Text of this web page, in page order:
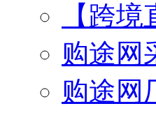
【跨
购途网
购途网